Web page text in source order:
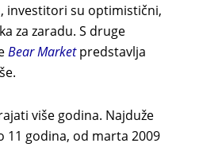
investitori su optimistični,
za zaradu. S druge
Bear Marketpredstavlja
više godina. Najduže
11 godina, od marta 2009